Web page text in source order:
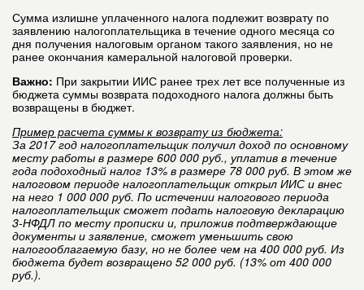
Сумма излишне уплаченного налога подлежит возврату по
заявлению налогоплательщика в течение одного месяца со
дня получения налоговым органом такого заявления, но не
ранее окончания камеральной налоговой проверки.
Важно: При закрытии ИИС ранее трех лет все полученные из
бюджета суммы возврата подоходного налога должны быть
возвращены в бюджет.
Пример расчета суммы к возврату из бюджета:
За 2017 год налогоплательщик получил доход по основному
месту работы в размере 600 000 руб., уплатив в течение
года подоходный налог 13% в размере 78 000 руб. В этом же
налоговом периоде налогоплательщик открыл ИИС и внес
на него 1 000 000 руб. По истечении налогового периода
налогоплательщик сможет подать налоговую декларацию
3-НФДЛ по месту прописки и, приложив подтверждающие
документы и заявление, сможет уменьшить свою
налогооблагаемую базу, но не более чем на 400 000 руб. Из
бюджета будет возвращено 52 000 руб. (13% от 400 000
руб.).